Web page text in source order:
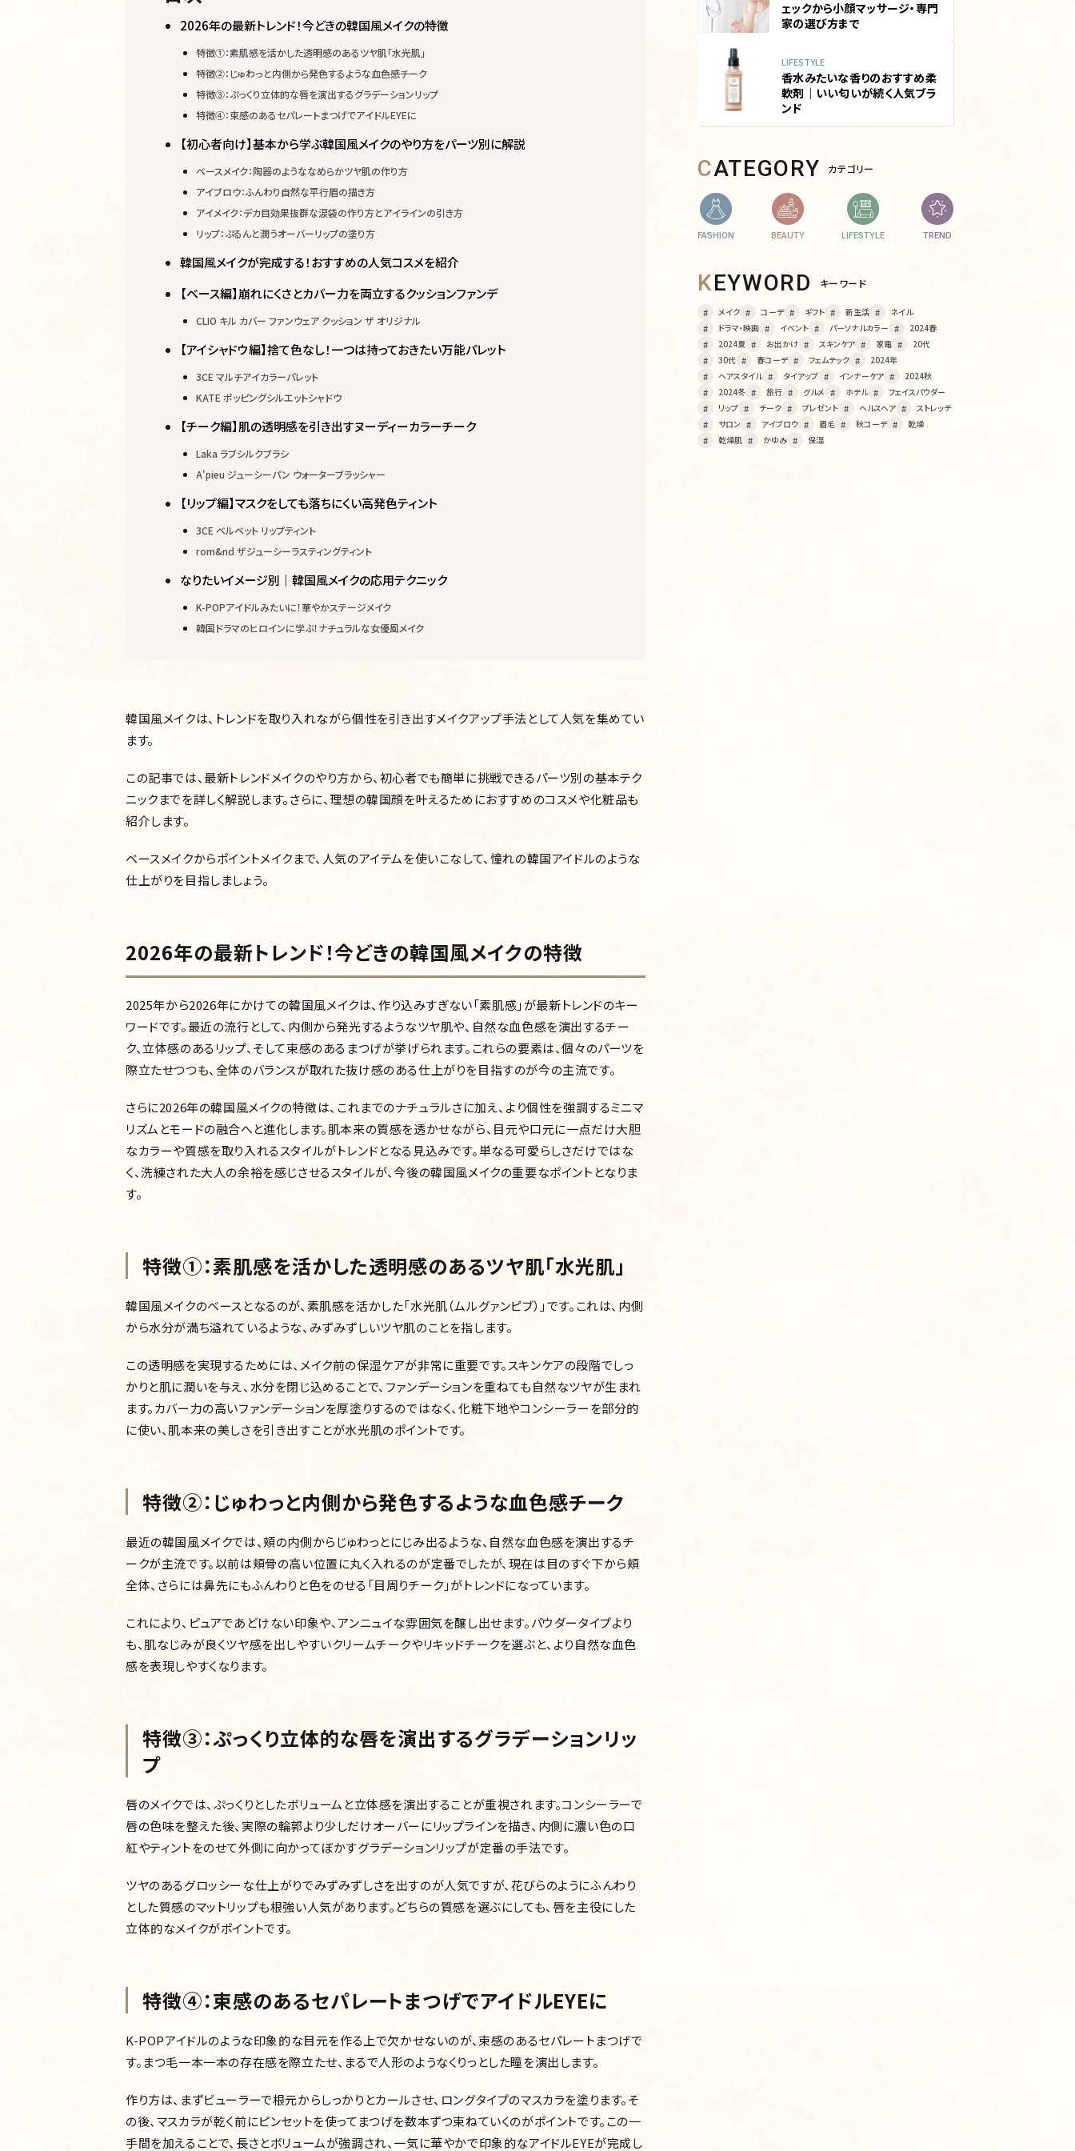
2026年の最新トレンド！今どきの韓国風メイクの特徴
特徴①：素肌感を活かした透明感のあるツヤ肌「水光肌」
特徴②：じゅわっと内側から発色するような血色感チーク
特徴③：ぷっくり立体的な唇を演出するグラデーションリップ
特徴④：束感のあるセパレートまつげでアイドルEYEに
【初心者向け】基本から学ぶ韓国風メイクのやり方をパーツ別に解説
ベースメイク：陶器のようななめらかツヤ肌の作り方
アイブロウ：ふんわり自然な平行眉の描き方
アイメイク：デカ目効果抜群な涙袋の作り方とアイラインの引き方
リップ：ぷるんと潤うオーバーリップの塗り方
韓国風メイクが完成する！おすすめの人気コスメを紹介
【ベース編】崩れにくさとカバー力を両立するクッションファンデ
CLIO キル カバー ファンウェア クッション ザ オリジナル
【アイシャドウ編】捨て色なし！一つは持っておきたい万能パレット
3CE マルチアイカラーパレット
KATE ポッピングシルエットシャドウ
【チーク編】肌の透明感を引き出すヌーディーカラーチーク
Laka ラブシルクブラシ
A'pieu ジューシーパン ウォーターブラッシャー
【リップ編】マスクをしても落ちにくい高発色ティント
3CE ベルベット リップティント
rom&nd ザジューシーラスティングティント
なりたいイメージ別｜韓国風メイクの応用テクニック
K-POPアイドルみたいに！華やかステージメイク
韓国ドラマのヒロインに学ぶ！ナチュラルな女優風メイク
韓国風メイクは、トレンドを取り入れながら個性を引き出すメイクアップ手法として人気を集めてい
ます。
この記事では、最新トレンドメイクのやり方から、初心者でも簡単に挑戦できるパーツ別の基本テク
ニックまでを詳しく解説します。さらに、理想の韓国顔を叶えるためにおすすめのコスメや化粧品も
紹介します。
ベースメイクからポイントメイクまで、人気のアイテムを使いこなして、憧れの韓国アイドルのような
仕上がりを目指しましょう。
2026年の最新トレンド！今どきの韓国風メイクの特徴
2025年から2026年にかけての韓国風メイクは、作り込みすぎない「素肌感」が最新トレンドのキー
ワードです。最近の流行として、内側から発光するようなツヤ肌や、自然な血色感を演出するチー
ク、立体感のあるリップ、そして束感のあるまつげが挙げられます。これらの要素は、個々のパーツを
際立たせつつも、全体のバランスが取れた抜け感のある仕上がりを目指すのが今の主流です。
さらに2026年の韓国風メイクの特徴は、これまでのナチュラルさに加え、より個性を強調するミニマ
リズムとモードの融合へと進化します。肌本来の質感を透かせながら、目元や口元に一点だけ大胆
なカラーや質感を取り入れるスタイルがトレンドとなる見込みです。単なる可愛らしさだけではな
く、洗練された大人の余裕を感じさせるスタイルが、今後の韓国風メイクの重要なポイントとなりま
す。
特徴①：素肌感を活かした透明感のあるツヤ肌「水光肌」
韓国風メイクのベースとなるのが、素肌感を活かした「水光肌（ムルグァンピブ）」です。これは、内側
から水分が満ち溢れているような、みずみずしいツヤ肌のことを指します。
この透明感を実現するためには、メイク前の保湿ケアが非常に重要です。スキンケアの段階でしっ
かりと肌に潤いを与え、水分を閉じ込めることで、ファンデーションを重ねても自然なツヤが生まれ
ます。カバー力の高いファンデーションを厚塗りするのではなく、化粧下地やコンシーラーを部分的
に使い、肌本来の美しさを引き出すことが水光肌のポイントです。
特徴②：じゅわっと内側から発色するような血色感チーク
最近の韓国風メイクでは、頬の内側からじゅわっとにじみ出るような、自然な血色感を演出するチ
ークが主流です。以前は頬骨の高い位置に丸く入れるのが定番でしたが、現在は目のすぐ下から頬
全体、さらには鼻先にもふんわりと色をのせる「目周りチーク」がトレンドになっています。
これにより、ピュアであどけない印象や、アンニュイな雰囲気を醸し出せます。パウダータイプより
も、肌なじみが良くツヤ感を出しやすいクリームチークやリキッドチークを選ぶと、より自然な血色
感を表現しやすくなります。
特徴③：ぷっくり立体的な唇を演出するグラデーションリッ
プ
唇のメイクでは、ぷっくりとしたボリュームと立体感を演出することが重視されます。コンシーラーで
唇の色味を整えた後、実際の輪郭より少しだけオーバーにリップラインを描き、内側に濃い色の口
紅やティントをのせて外側に向かってぼかすグラデーションリップが定番の手法です。
ツヤのあるグロッシーな仕上がりでみずみずしさを出すのが人気ですが、花びらのようにふんわり
とした質感のマットリップも根強い人気があります。どちらの質感を選ぶにしても、唇を主役にした
立体的なメイクがポイントです。
特徴④：束感のあるセパレートまつげでアイドルEYEに
K-POPアイドルのような印象的な目元を作る上で欠かせないのが、束感のあるセパレートまつげで
す。まつ毛一本一本の存在感を際立たせ、まるで人形のようなくりっとした瞳を演出します。
作り方は、まずビューラーで根元からしっかりとカールさせ、ロングタイプのマスカラを塗ります。そ
の後、マスカラが乾く前にピンセットを使ってまつげを数本ずつ束ねていくのがポイントです。この一
手間を加えることで、長さとボリュームが強調され、一気に華やかで印象的なアイドルEYEが完成し
ェックから小顔マッサージ・専門
家の選び方まで
LIFESTYLE
香水みたいな香りのおすすめ柔
軟剤｜いい匂いが続く人気ブラ
ンド
CATEGORY カテゴリー
FASHION BEAUTY LIFESTYLE TREND
KEYWORD キーワード
メイク コーデ ギフト 新生活
ネイル
ドラマ・映画
イベント パーソナルカラー
2024春
2024夏
お出かけ スキンケア 家電
20代
30代
春コーデ フェムテック
2024年
ヘアスタイル
タイアップ インナーケア
2024秋
2024冬
旅行 グルメ ホテル
フェイスパウダー
リップ
チーク プレゼント ヘルスヘア
ストレッチ
サロン
アイブロウ 眉毛 秋コーデ
乾燥
乾燥肌
かゆみ 保湿